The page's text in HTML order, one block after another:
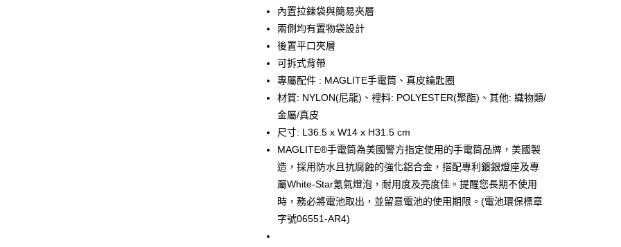
聯邦商業銀行
元大商業銀行
玉山商業銀行
台新國際商業銀行
台灣樂天信用卡公司
悠遊付
Google Pay
全盈+PAY
大哥付你分期
相關說明
【大哥付你分期使用說明】
1.本服務由台灣大哥大提供，台灣大哥大用戶可立即使用無須另外申請。
流程，驗證手機門號後，選擇欲分期的期數、繳款截止日，確認付款後即
完成交易。
3.實際核准額度、可分期數及費用金額請依後續交易確認頁面所載為準。
4.訂單成立30分鐘內，如未前往確認交易或遇審核未通過，訂單將自動取
消。如遇「轉專審核」未通過狀況，表示未達大哥付你分期系統評分，恕
無法說明評估內容。
AFTEE先享後付
【關於「AFTEE先享後付」】
AFTEE先享後付是「在收到商品之後才付款」的支付方式。 讓您購物簡單
便利好安心！
１．簡單：不需註冊會員、不需綁卡、不需儲值。
２．便利：只要手機號碼，簡訊認證，即可結帳。
３．安心：先確認商品／服務後，再付款。
ATM付款
運送方式
宅配
內置拉鍊袋與簡易夾層
兩側均有置物袋設計
後置平口夾層
可拆式背帶
專屬配件 : MAGLITE手電筒、真皮鑰匙圈
材質: NYLON(尼龍)、裡料: POLYESTER(聚酯)、其他: 織物類/
金屬/真皮
尺寸: L36.5 x W14 x H31.5 cm
MAGLITE®手電筒為美國警方指定使用的手電筒品牌，美國製
造，採用防水且抗腐蝕的強化鋁合金，搭配專利鍍銀燈座及專
屬White-Star氪氣燈泡，耐用度及亮度佳。提醒您長期不使用
時，務必將電池取出，並留意電池的使用期限。(電池環保標章
字號06551-AR4)